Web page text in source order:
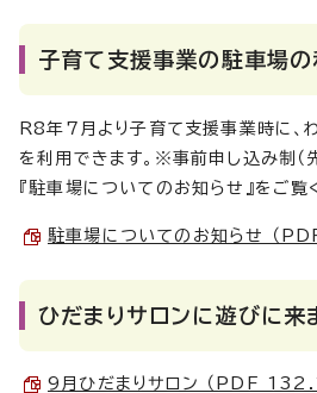
子育て支援事業の駐車場
R8年7月より子育て支援事業時に、
を利用できます。※事前申し込み制（
『駐車場についてのお知らせ』をご覧
駐車場についてのお知らせ （
ひだまりサロンに遊びに来
9月ひだまりサロン （PDF